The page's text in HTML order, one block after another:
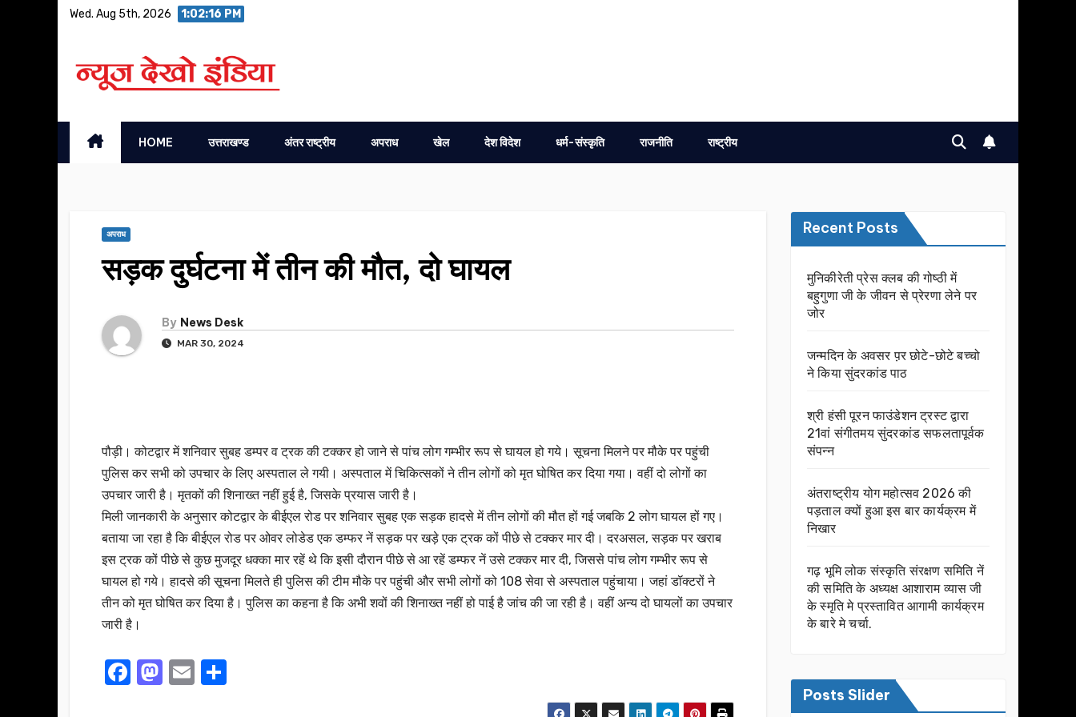
Wed. Aug 5th, 2026 1:02:17 PM
HOME उत्तराखण्ड अंतर राष्ट्रीय अपराध खेल देश विदेश धर्म-संस्कृति राजनीति राष्ट्रीय
अपराध
सड़क दुर्घटना में तीन की मौत, दो घायल
By News Desk
MAR 30, 2024
पौड़ी। कोटद्वार में शनिवार सुबह डम्पर व ट्रक की टक्कर हो जाने से पांच लोग गम्भीर रूप से घायल हो गये। सूचना मिलने पर मौके पर पहुंची
पुलिस कर सभी को उपचार के लिए अस्पताल ले गयी। अस्पताल में चिकित्सकों ने तीन लोगों को मृत घोषित कर दिया गया। वहीं दो लोगों का
उपचार जारी है। मृतकों की शिनाख्त नहीं हुई है, जिसके प्रयास जारी है।
मिली जानकारी के अनुसार कोटद्वार के बीईएल रोड पर शनिवार सुबह एक सड़क हादसे में तीन लोगों की मौत हों गई जबकि 2 लोग घायल हों गए।
बताया जा रहा है कि बीईएल रोड पर ओवर लोडेड एक डम्फर नें सड़क पर खड़े एक ट्रक कों पीछे से टक्कर मार दी। दरअसल, सड़क पर खराब
इस ट्रक कों पीछे से कुछ मुजदूर धक्का मार रहें थे कि इसी दौरान पीछे से आ रहें डम्फर नें उसे टक्कर मार दी, जिससे पांच लोग गम्भीर रूप से
घायल हो गये। हादसे की सूचना मिलते ही पुलिस की टीम मौके पर पहुंची और सभी लोगों को 108 सेवा से अस्पताल पहुंचाया। जहां डॉक्टरों ने
तीन को मृत घोषित कर दिया है। पुलिस का कहना है कि अभी शवों की शिनाख्त नहीं हो पाई है जांच की जा रही है। वहीं अन्य दो घायलों का उपचार
जारी है।
F
M E
Recent Posts
मुनिकीरेती प्रेस क्लब की गोष्ठी में
बहुगुणा जी के जीवन से प्रेरणा लेने पर
जोर
जन्मदिन के अवसर प़र छोटे-छोटे बच्चो
ने किया सुंदरकांड पाठ
श्री हंसी पूरन फाउंडेशन ट्रस्ट द्वारा
21वां संगीतमय सुंदरकांड सफलतापूर्वक
संपन्न
अंतराष्ट्रीय योग महोत्सव 2026 की
पड़ताल क्यों हुआ इस बार कार्यक्रम में
निखार
गढ़ भूमि लोक संस्कृति संरक्षण समिति नें
की समिति के अध्यक्ष आशाराम व्यास जी
के स्मृति मे प्रस्तावित आगामी कार्यक्रम
के बारे मे चर्चा.
Posts Slider